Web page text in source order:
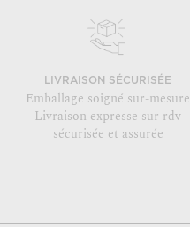
LIVRAISON SÉCURISÉE
Emballage soigné sur-mesure
Livraison expresse sur rdv
sécurisée et assurée